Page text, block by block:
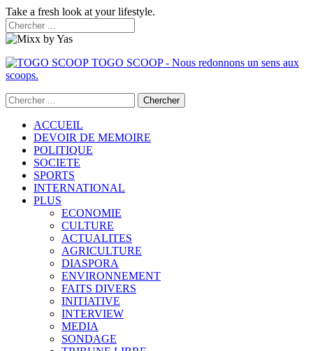
Take a fresh look at your lifestyle.
TOGO SCOOP - Nous redonnons un sens aux
scoops.
ACCUEIL
DEVOIR DE MEMOIRE
POLITIQUE
SOCIETE
SPORTS
INTERNATIONAL
PLUS
ECONOMIE
CULTURE
ACTUALITES
AGRICULTURE
DIASPORA
ENVIRONNEMENT
FAITS DIVERS
INITIATIVE
INTERVIEW
MEDIA
SONDAGE